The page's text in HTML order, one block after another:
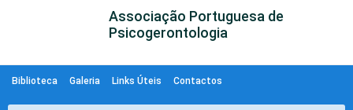
Associação Portuguesa de
Psicogerontologia
Biblioteca Galeria Links Úteis Contactos